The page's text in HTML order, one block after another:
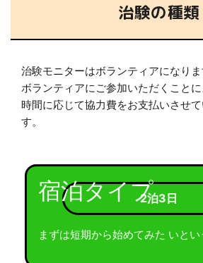
治験の種類
治験モニターはボランティアになりま
ボランティアにご参加いただくこと
時間に応じて協力費をお支払いさせ
す。
宿泊タイプ2泊3日
まずは短期から始めてみた いとい